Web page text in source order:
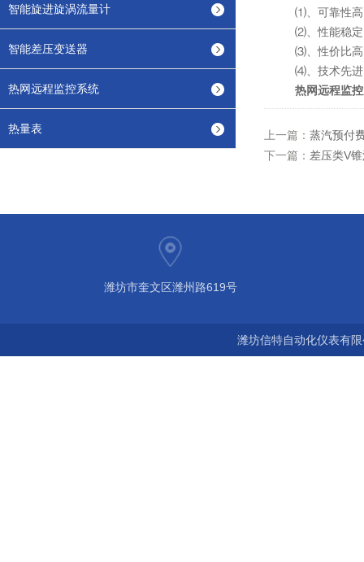
智能旋进旋涡流量计
智能差压变送器
热网远程监控系统
热量表
⑴、可靠性高：
⑵、性能稳定：
⑶、性价比高：
⑷、技术先进：
热网远程监
上一篇： 蒸汽预付
下一篇： 差压类V
潍坊市奎文区潍州路619号
潍坊信特自动化仪表有